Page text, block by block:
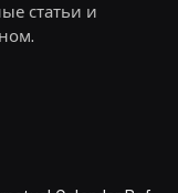
статьи и